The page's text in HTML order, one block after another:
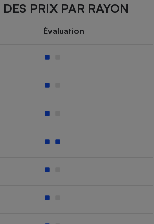
PRIX PAR RAYON
Évaluation